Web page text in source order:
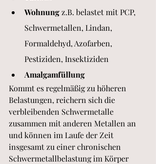
Wohnung z.B. belastet mit PCP,
Schwermetallen, Lindan,
Formaldehyd, Azofarben,
Pestiziden, Insektiziden
Amalgamfüllung
Kommt es regelmäßig zu höheren
Belastungen, reichern sich die
verbleibenden Schwermetalle
zusammen mit anderen Metallen an
und können im Laufe der Zeit
insgesamt zu einer chronischen
Schwermetallbelastung im Körper